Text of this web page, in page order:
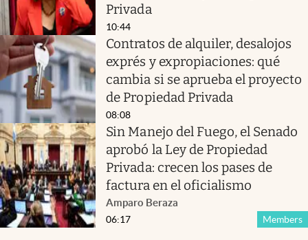
Privada
10:44
Contratos de alquiler, desalojos
exprés y expropiaciones: qué
cambia si se aprueba el proyecto
de Propiedad Privada
08:08
Sin Manejo del Fuego, el Senado
aprobó la Ley de Propiedad
Privada: crecen los pases de
factura en el oficialismo
Amparo Beraza
Members
06:17